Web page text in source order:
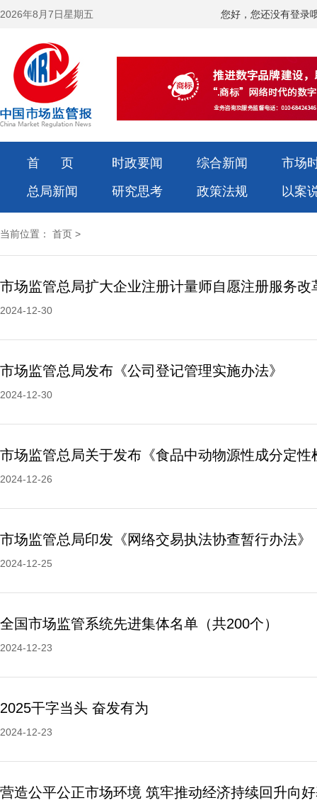
2026年8月7日星期五 您好，您还没有登录
首 页 时政要闻 综合新闻
市场
总局新闻
研究思考 政策法规 以案
当前位置： 首页 >
市场监管总局扩大企业注册计量师自愿注册服务改
2024-12-30
市场监管总局发布《公司登记管理实施办法》
2024-12-30
2024-12-26
市场监管总局印发《网络交易执法协查暂行办法》
2024-12-25
全国市场监管系统先进集体名单（共200个）
2024-12-23
2025干字当头 奋发有为
2024-12-23